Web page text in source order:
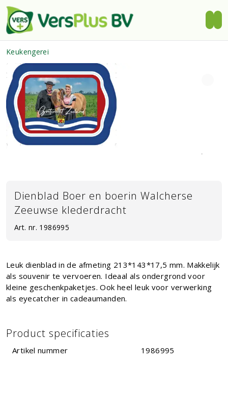
Keukengerei
Dienblad Boer en boerin Walcherse
Zeeuwse klederdracht
Art. nr. 1986995
Leuk dienblad in de afmeting 213*143*17,5 mm. Makkelijk
als souvenir te vervoeren. Ideaal als ondergrond voor
kleine geschenkpaketjes. Ook heel leuk voor verwerking
als eyecatcher in cadeaumanden.
Product specificaties
Artikel nummer 1986995